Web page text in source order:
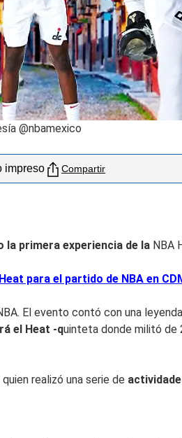
@nbamexico
impreso Compartir
la primera experiencia de la NBA
para el partido de NBA en
El evento contó con una
el Heat -quinteta donde militó de
realizó una serie de